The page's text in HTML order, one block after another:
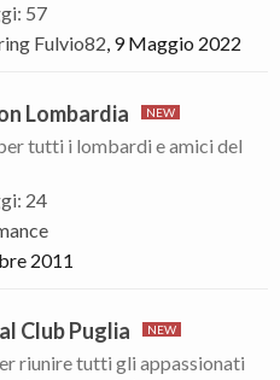
: 57
Fulvio82, 9 Maggio 2022
Lombardia
tutti i lombardi e amici del
: 24
2011
Club Puglia
riunire tutti gli appassionati